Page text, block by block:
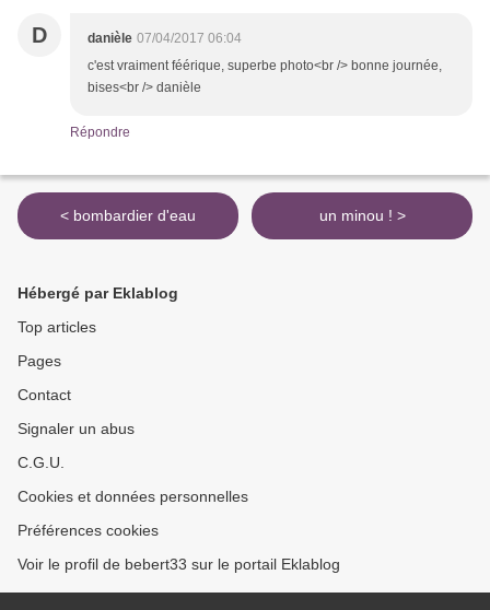
D danièle 07/04/2017 06:04
c'est vraiment féérique, superbe photo<br /> bonne journée,
bises<br /> danièle
Répondre
< bombardier d'eau un minou ! >
Hébergé par Eklablog
Top articles
Pages
Contact
Signaler un abus
C.G.U.
Cookies et données personnelles
Préférences cookies
Voir le profil de bebert33 sur le portail Eklablog